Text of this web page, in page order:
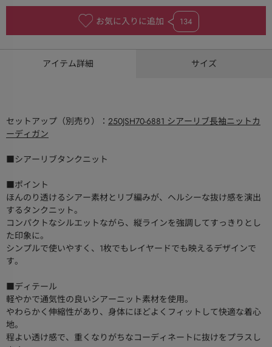
お気に入りに追加 134
アイテム詳細 サイズ
セットアップ（別売り）： 250JSH70-6881 シアーリブ長袖ニットカ
ーディガン
■シアーリブタンクニット
■ポイント
ほんのり透けるシアー素材とリブ編みが、ヘルシーな抜け感を演出
するタンクニット。
コンパクトなシルエットながら、縦ラインを強調してすっきりとし
た印象に。
シンプルで使いやすく、1枚でもレイヤードでも映えるデザインで
す。
■ディテール
軽やかで通気性の良いシアーニット素材を使用。
やわらかく伸縮性があり、身体にほどよくフィットして快適な着心
地。
程よい透け感で、重くなりがちなコーディネートに抜けをプラスし